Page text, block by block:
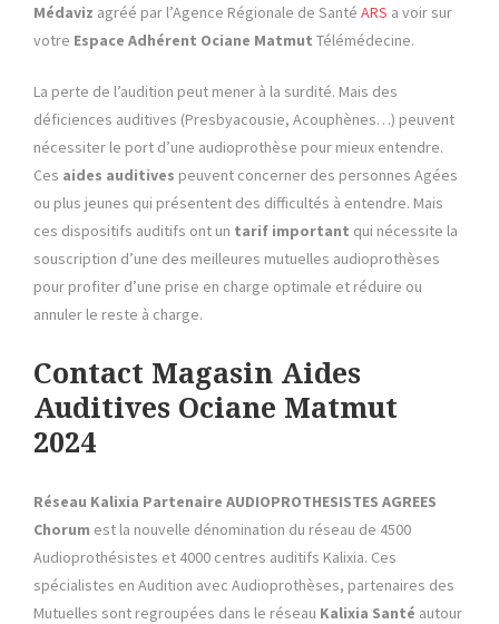
Médaviz agréé par l’Agence Régionale de Santé ARS a voir sur
votre Espace Adhérent Ociane Matmut Télémédecine.
La perte de l’audition peut mener à la surdité. Mais des
déficiences auditives (Presbyacousie, Acouphènes…) peuvent
nécessiter le port d’une audioprothèse pour mieux entendre.
Ces aides auditives peuvent concerner des personnes Agées
ou plus jeunes qui présentent des difficultés à entendre. Mais
ces dispositifs auditifs ont un tarif important qui nécessite la
souscription d’une des meilleures mutuelles audioprothèses
pour profiter d’une prise en charge optimale et réduire ou
annuler le reste à charge.
Contact Magasin Aides
Auditives Ociane Matmut
2024
Réseau Kalixia Partenaire AUDIOPROTHESISTES AGREES
Chorum est la nouvelle dénomination du réseau de 4500
Audioprothésistes et 4000 centres auditifs Kalixia. Ces
spécialistes en Audition avec Audioprothèses, partenaires des
Mutuelles sont regroupées dans le réseau Kalixia Santé autour